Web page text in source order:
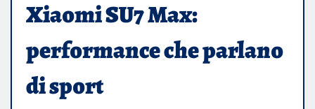
Xiaomi SU7 Max:
performance che parlano
di sport